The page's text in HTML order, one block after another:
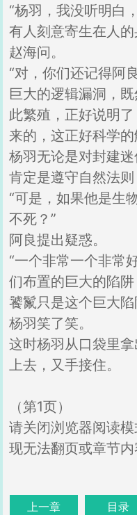
“杨羽，我没听明白
有人刻意寄生在人
赵海问。
“对，你们还记得阿
巨大的逻辑漏洞，
此繁殖，正好说明
来的，这正好科学
杨羽无论是对封建
肯定是遵守自然法则
“可是，如果他是生
不死？”
阿良提出疑惑。
“一个非常一个非常
们布置的巨大的陷阱
饕鬣只是这个巨大
杨羽笑了笑。
这时杨羽从口袋里
上去，又手接住。
（第1页）
请关闭浏览器阅读
现无法翻页或章节内
上一章 目录